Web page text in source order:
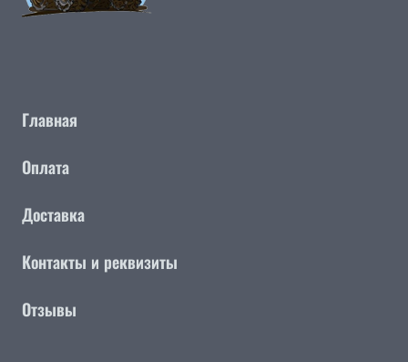
Главная
Оплата
Доставка
Контакты и реквизиты
Отзывы